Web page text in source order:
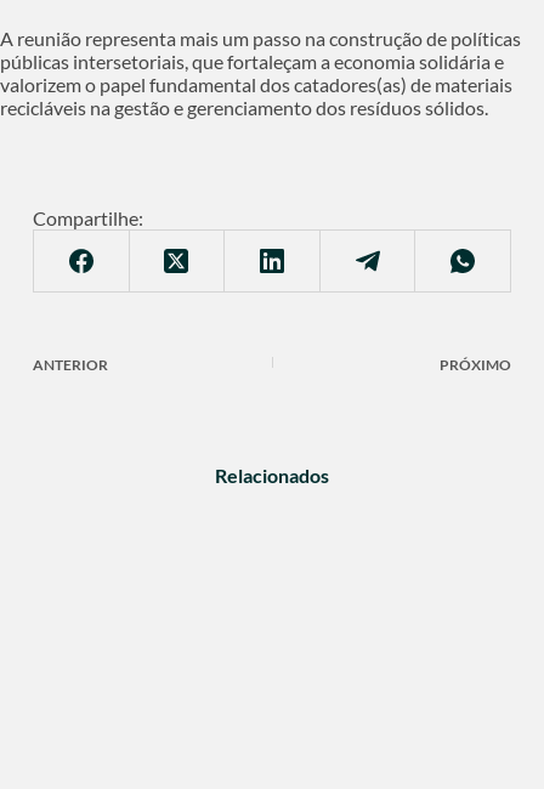
A reunião representa mais um passo na construção de políticas
públicas intersetoriais, que fortaleçam a economia solidária e
valorizem o papel fundamental dos catadores(as) de materiais
recicláveis na gestão e gerenciamento dos resíduos sólidos.
Compartilhe:
ANTERIOR PRÓXIMO
Relacionados